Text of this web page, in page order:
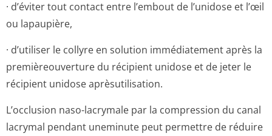
· d’éviter tout contact entre l’embout de l’unidose et l’œil
ou lapaupière,
· d’utiliser le collyre en solution immédiatement après la
premièreouverture du récipient unidose et de jeter le
récipient unidose aprèsutilisation.
L’occlusion naso-lacrymale par la compression du canal
lacrymal pendant uneminute peut permettre de réduire